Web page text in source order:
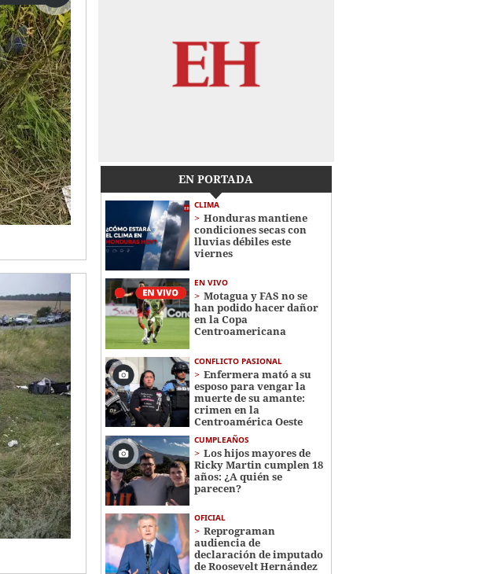
EN PORTADA
CLIMA
Honduras mantiene
condiciones secas con
lluvias débiles este
viernes
EN VIVO
Motagua y FAS no se
han podido hacer dañor
en la Copa
Centroamericana
CONFLICTO PASIONAL
Enfermera mató a su
esposo para vengar la
muerte de su amante:
crimen en la
Centroamérica Oeste
CUMPLEAÑOS
Los hijos mayores de
Ricky Martin cumplen 18
años: ¿A quién se
parecen?
OFICIAL
Reprograman
audiencia de
declaración de imputado
de Roosevelt Hernández